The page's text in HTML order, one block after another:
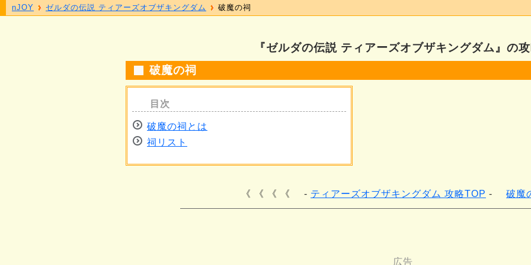
『ゼルダの伝説 ティアーズオブザキングダム』の
破魔の祠
破魔の祠とは
祠リスト
《 《 《 ティアーズオブザキングダム 攻略TOP 破魔
nJOY ゼルダの伝説 ティアーズオブザキングダム 破魔の祠